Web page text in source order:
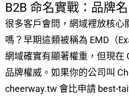
B2B 命名實戰：品牌
很多客戶會問，網域裡放核心
嗎？早期這類被稱為 EMD（
網域確實有顯著權重，但現在
品牌權威。如果你的公司叫
cheerway.tw 會比申請 best-